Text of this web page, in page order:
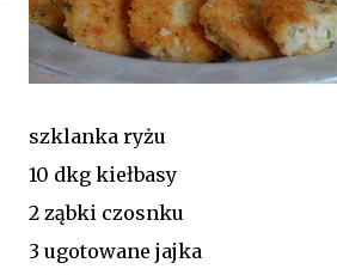
szklanka ryżu
10 dkg kiełbasy
2 ząbki czosnku
3 ugotowane jajka